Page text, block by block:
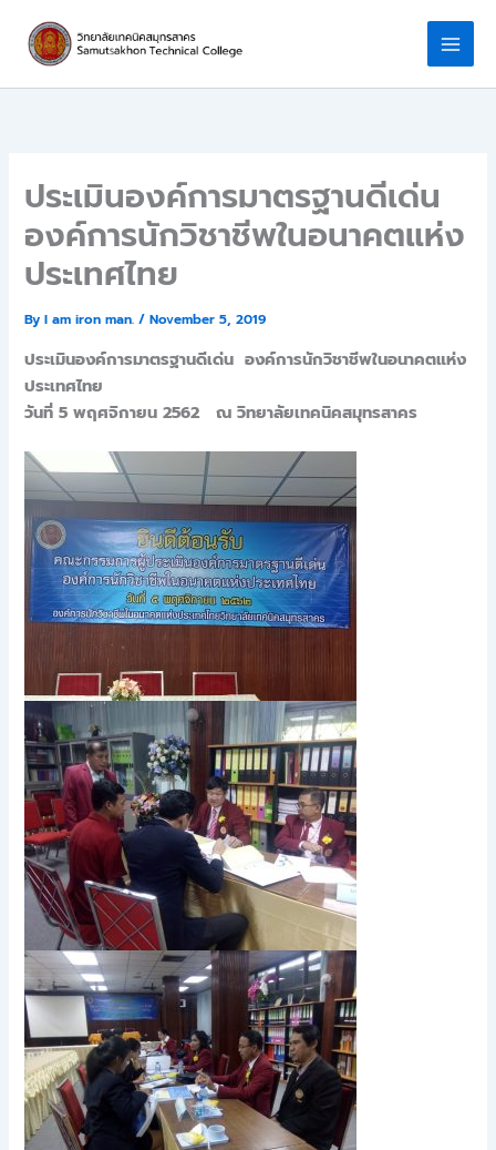
content
ประเมินองค์การมาตรฐานดีเด่น
องค์การนักวิชาชีพในอนาคตแห่ง
ประเทศไทย
ByI am iron man./November 5, 2019
ประเมินองค์การมาตรฐานดีเด่นองค์การนักวิชาชีพในอนาคตแห่ง
ประเทศไทย
วันที่ 5 พฤศจิกายน 2562 ณ วิทยาลัยเทคนิคสมุทรสาคร